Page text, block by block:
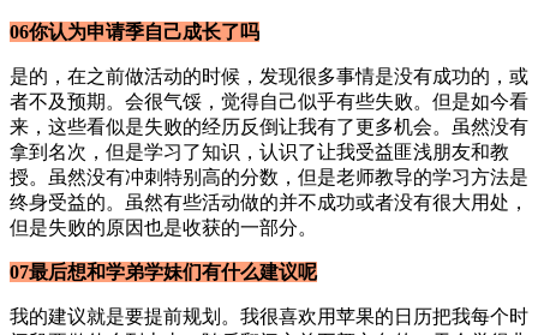
06你认为申请季自己成长了吗
是的，在之前做活动的时候，发现很多事情是没有成功的，或
者不及预期。会很气馁，觉得自己似乎有些失败。但是如今看
来，这些看似是失败的经历反倒让我有了更多机会。虽然没有
拿到名次，但是学习了知识，认识了让我受益匪浅朋友和教
授。虽然没有冲刺特别高的分数，但是老师教导的学习方法是
终身受益的。虽然有些活动做的并不成功或者没有很大用处，
但是失败的原因也是收获的一部分。
07最后想和学弟学妹们有什么建议呢
我的建议就是要提前规划。我很喜欢用苹果的日历把我每个时